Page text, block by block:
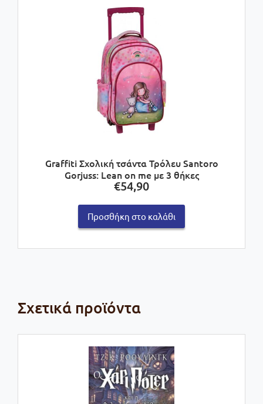
Graffiti Σχολική τσάντα Τρόλευ Santoro
Gorjuss: Lean on me με 3 θήκες
€54,90
Προσθήκη στο καλάθι
Σχετικά προϊόντα